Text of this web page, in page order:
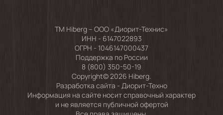
TM Hiberg – ООО «Диорит-Технис»
ИНН - 6147022893
ОГРН - 1046147000437
Поддержка по России
8 (800) 350-50-19
Copyright© 2026 Hiberg.
Разработка сайта - Диорит-Техно
Информация на сайте носит справочный характер
и не является публичной офертой